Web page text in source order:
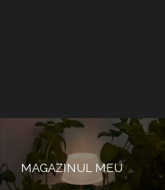
MAGAZINUL MEU